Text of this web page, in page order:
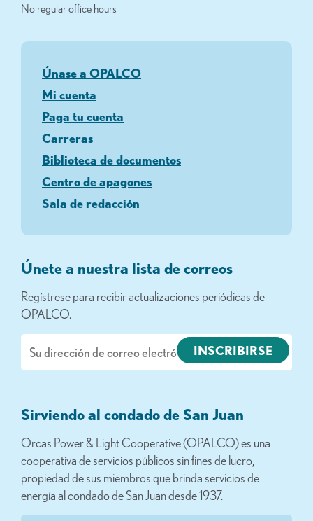
No regular office hours
Únase a OPALCO
Mi cuenta
Paga tu cuenta
Carreras
Biblioteca de documentos
Centro de apagones
Sala de redacción
Únete a nuestra lista de correos
Regístrese para recibir actualizaciones periódicas de
OPALCO.
electrónico
Sirviendo al condado de San Juan
Orcas Power & Light Cooperative (OPALCO) es una
cooperativa de servicios públicos sin fines de lucro,
propiedad de sus miembros que brinda servicios de
energía al condado de San Juan desde 1937.